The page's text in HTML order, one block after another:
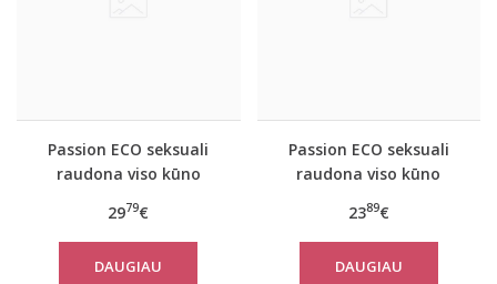
Passion ECO seksuali
raudona viso kūno
2979€
DAUGIAU
Passion ECO seksuali
raudona viso kūno
2389€
DAUGIAU